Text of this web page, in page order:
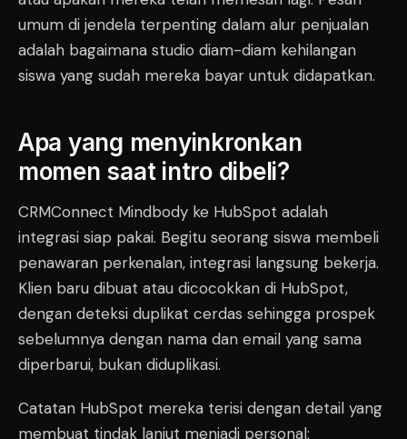
umum di jendela terpenting dalam alur penjualan
adalah bagaimana studio diam-diam kehilangan
siswa yang sudah mereka bayar untuk didapatkan.
Apa yang menyinkronkan
momen saat intro dibeli?
CRMConnect Mindbody ke HubSpot adalah
integrasi siap pakai. Begitu seorang siswa membeli
penawaran perkenalan, integrasi langsung bekerja.
Klien baru dibuat atau dicocokkan di HubSpot,
dengan deteksi duplikat cerdas sehingga prospek
sebelumnya dengan nama dan email yang sama
diperbarui, bukan diduplikasi.
Catatan HubSpot mereka terisi dengan detail yang
membuat tindak lanjut menjadi personal: